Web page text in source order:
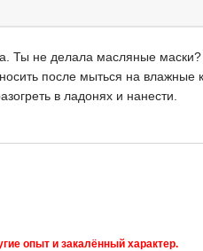
Ты не делала масляные
после мыться на влажные
в ладонях и нанести.
опыт и закалённый характер.